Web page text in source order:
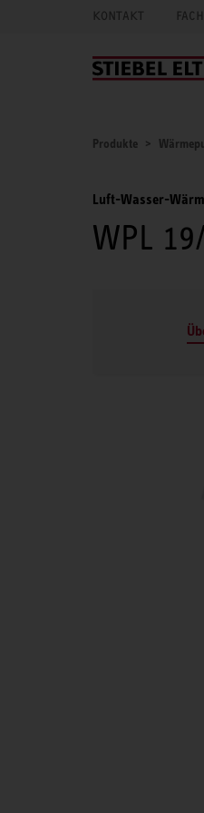
KONTAKT
Produkte
Luft-Wasser-
WPL